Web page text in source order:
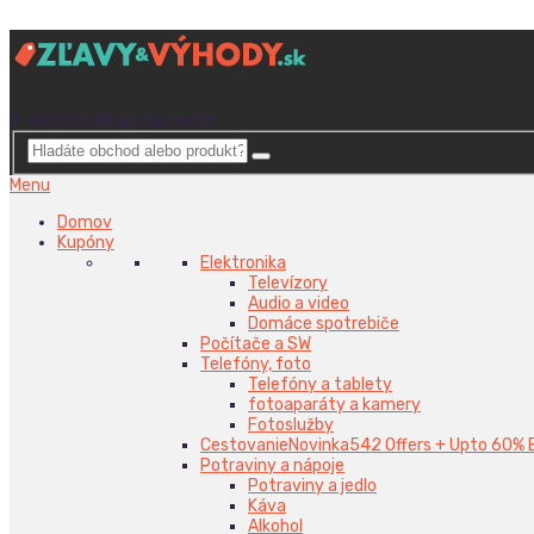
S nami sú nákupy lacnejšie
Menu
Domov
Kupóny
Elektronika
Televízory
Audio a video
Domáce spotrebiče
Počítače a SW
Telefóny, foto
Telefóny a tablety
fotoaparáty a kamery
Fotoslužby
CestovanieNovinka542 Offers + Upto 60%
Potraviny a nápoje
Potraviny a jedlo
Káva
Alkohol